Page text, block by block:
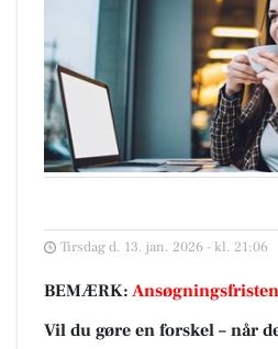
Tirsdag d. 13. jan. 2026 - kl. 21:06
BEMÆRK:
Vil du gøre en forskel – når